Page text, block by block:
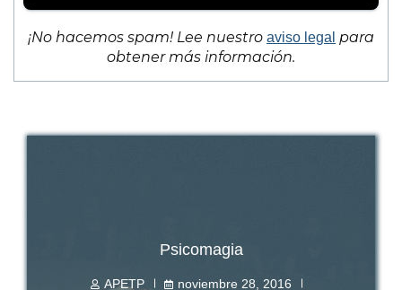
¡No hacemos spam! Lee nuestro aviso legal para
obtener más información.
Psicomagia
APETP noviembre 28, 2016